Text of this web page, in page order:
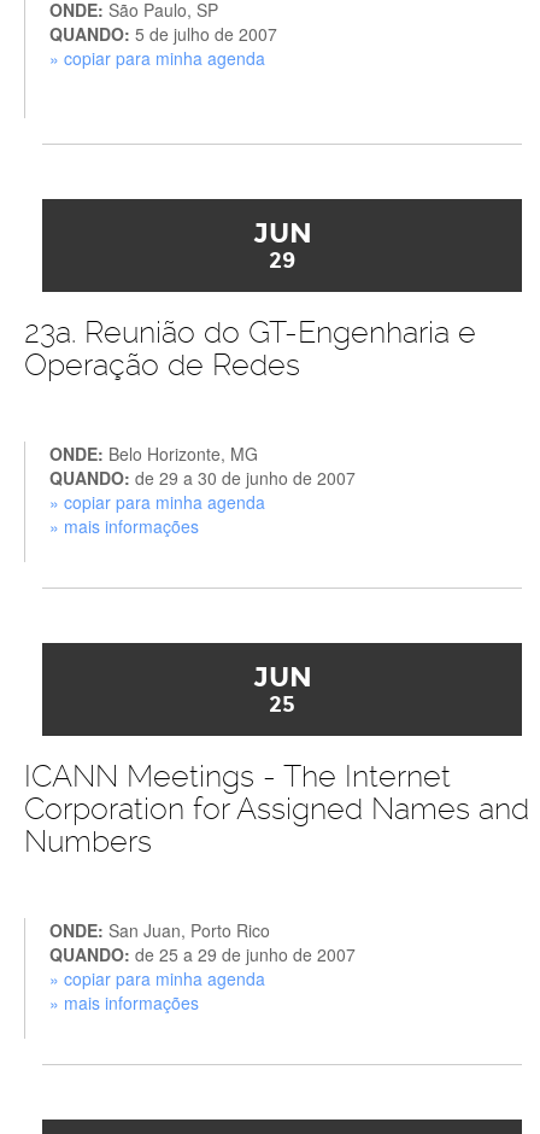
ONDE: São Paulo, SP
QUANDO: 5 de julho de 2007
» copiar para minha agenda
JUN
29
23a. Reunião do GT-Engenharia e
Operação de Redes
ONDE: Belo Horizonte, MG
QUANDO: de 29 a 30 de junho de 2007
» copiar para minha agenda
» mais informações
JUN
25
ICANN Meetings - The Internet
Corporation for Assigned Names and
Numbers
ONDE: San Juan, Porto Rico
QUANDO: de 25 a 29 de junho de 2007
» copiar para minha agenda
» mais informações